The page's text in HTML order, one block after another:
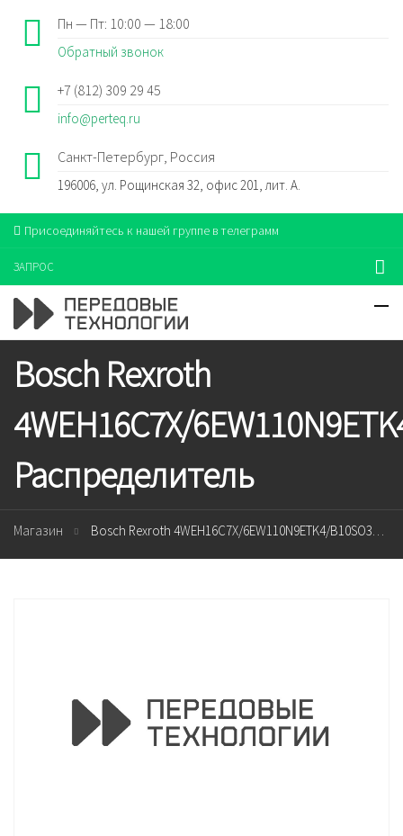
Пн — Пт: 10:00 — 18:00
Обратный звонок
+7 (812) 309 29 45
info@perteq.ru
Санкт-Петербург, Россия
196006, ул. Рощинская 32, офис 201, лит. А.
Присоединяйтесь к нашей группе в телеграмм
ЗАПРОС
Bosch Rexroth
4WEH16C7X/
Распределитель
Магазин Bosch Rexroth 4WEH16C7X/6EW110N9ETK4/B10SO388=CSA Распределитель